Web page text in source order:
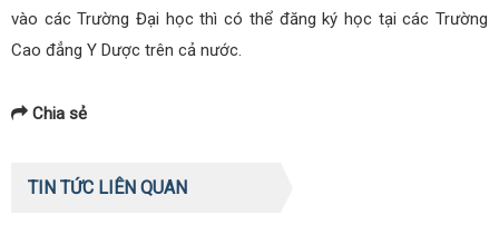
vào các Trường Đại học thì có thể đăng ký học tại các Trường
Cao đẳng Y Dược trên cả nước.
Chia sẻ
TIN TỨC LIÊN QUAN